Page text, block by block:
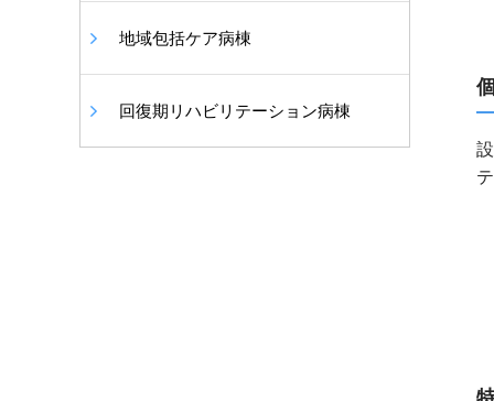
地域包括ケア病棟
回復期リハビリテーション病棟